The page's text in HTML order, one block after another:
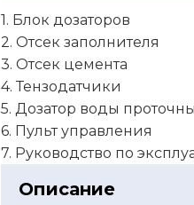
1. Блок дозаторов
2. Отсек заполнителя
3. Отсек цемента
4. Тензодатчики
5. Дозатор воды
6. Пульт управления
7. Руководство по
Описание